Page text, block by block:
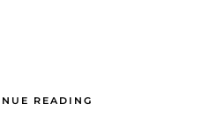
READING